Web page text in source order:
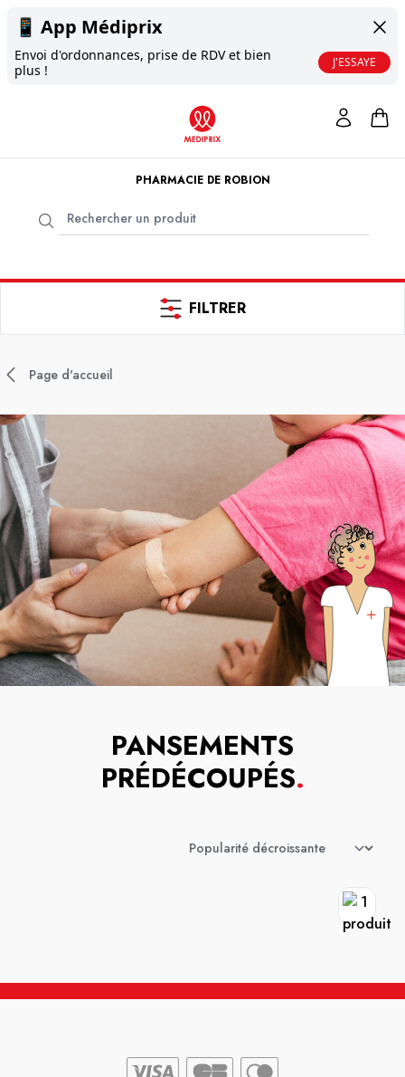
📱 App Médiprix
Envoi d'ordonnances, prise de RDV et bien
plus !
J'ESSAYE
PHARMACIE DE ROBION
FILTRER
Page d'accueil
PANSEMENTS
PRÉDÉCOUPÉS.